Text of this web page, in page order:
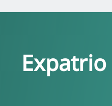
Expatrio